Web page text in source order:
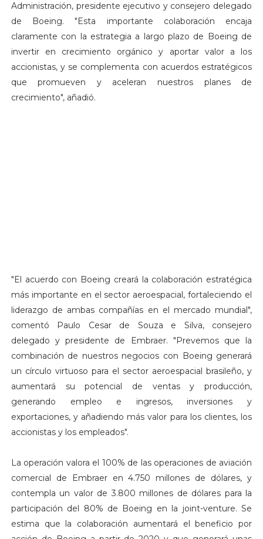
Administración, presidente ejecutivo y consejero delegado
de Boeing. "Esta importante colaboración encaja
claramente con la estrategia a largo plazo de Boeing de
invertir en crecimiento orgánico y aportar valor a los
accionistas, y se complementa con acuerdos estratégicos
que promueven y aceleran nuestros planes de
crecimiento", añadió.
"El acuerdo con Boeing creará la colaboración estratégica
más importante en el sector aeroespacial, fortaleciendo el
liderazgo de ambas compañías en el mercado mundial",
comentó Paulo Cesar de Souza e Silva, consejero
delegado y presidente de Embraer. "Prevemos que la
combinación de nuestros negocios con Boeing generará
un círculo virtuoso para el sector aeroespacial brasileño, y
aumentará su potencial de ventas y producción,
generando empleo e ingresos, inversiones y
exportaciones, y añadiendo más valor para los clientes, los
accionistas y los empleados".
La operación valora el 100% de las operaciones de aviación
comercial de Embraer en 4.750 millones de dólares, y
contempla un valor de 3.800 millones de dólares para la
participación del 80% de Boeing en la joint-venture. Se
estima que la colaboración aumentará el beneficio por